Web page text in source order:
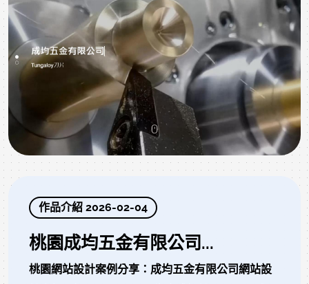
作品介紹 2026-02-04
桃園成均五金有限公司...
桃園網站設計案例分享：成均五金有限公司網站設